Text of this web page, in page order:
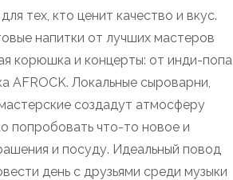
тех, кто ценит качество и вкус.
напитки от лучших мастеров
корюшка и концерты: от инди-попа
AFROCK. Локальные сыроварни,
создадут атмосферу
попробовать что-то новое и
и посуду. Идеальный повод
день с друзьями среди музыки